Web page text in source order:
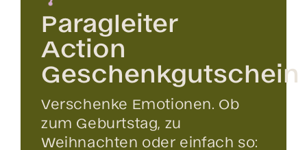
Paragleiter
Action
Geschenkgutschein
Verschenke Emotionen. Ob
zum Geburtstag, zu
Weihnachten oder einfach so: